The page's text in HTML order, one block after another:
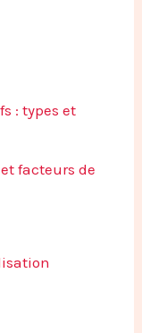
: types et
facteurs de